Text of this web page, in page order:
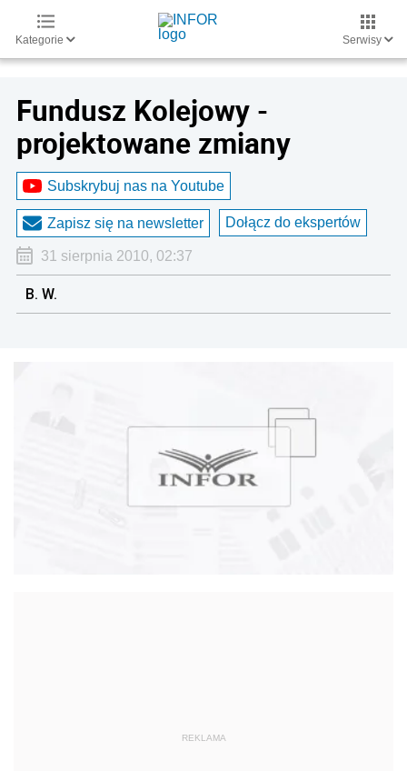
Kategorie Serwisy
Fundusz Kolejowy -
projektowane zmiany
Subskrybuj nas na Youtube
Zapisz się na newsletter Dołącz do ekspertów
31 sierpnia 2010, 02:37
B. W.